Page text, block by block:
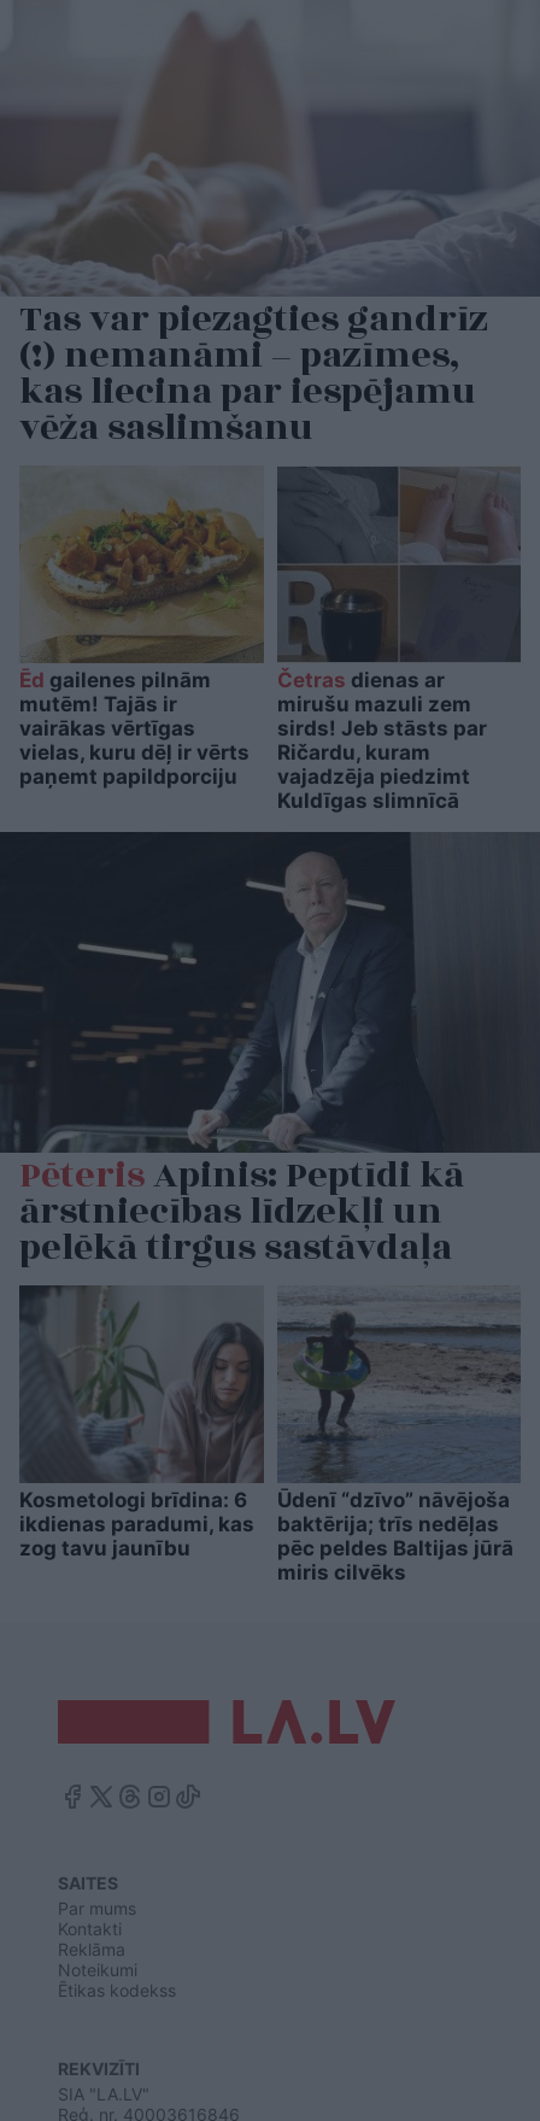
Tas var piezagties gandrīz
(!) nemanāmi – pazīmes,
kas liecina par iespējamu
vēža saslimšanu
Ēd gailenes pilnām
mutēm! Tajās ir
vairākas vērtīgas
vielas, kuru dēļ ir vērts
paņemt papildporciju
Četras dienas ar
mirušu mazuli zem
sirds! Jeb stāsts par
Ričardu, kuram
vajadzēja piedzimt
Kuldīgas slimnīcā
PēterisApinis: Peptīdi kā
ārstniecības līdzekļi un
pelēkā tirgus sastāvdaļa
Kosmetologi brīdina: 6
ikdienas paradumi, kas
zog tavu jaunību
Ūdenī “dzīvo” nāvējoša
baktērija; trīs nedēļas
pēc peldes Baltijas jūrā
miris cilvēks
SAITES
Par mums
Kontakti
Reklāma
Noteikumi
Ētikas kodekss
REKVIZĪTI
SIA "LA.LV"
Reģ. nr. 40003616846